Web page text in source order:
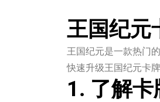
王国纪元
王国纪元是一款热门
快速升级王国纪元卡
1. 了解